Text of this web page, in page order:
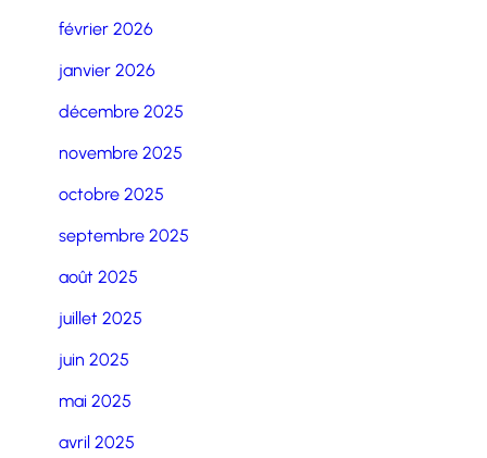
février 2026
janvier 2026
décembre 2025
novembre 2025
octobre 2025
septembre 2025
août 2025
juillet 2025
juin 2025
mai 2025
avril 2025